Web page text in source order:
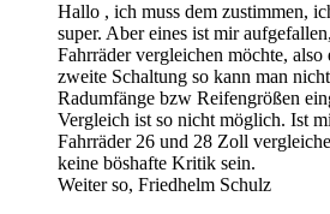
Hallo , ich muss dem zustimmen,
super. Aber eines ist mir
Fahrräder vergleichen möchte, also
zweite Schaltung so kann man
Radumfänge bzw Reifengrößen
Vergleich ist so nicht möglich. Ist
Fahrräder 26 und 28 Zoll
keine böshafte Kritik sein.
Weiter so, Friedhelm Schulz